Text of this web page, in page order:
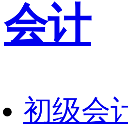
会计
初级会